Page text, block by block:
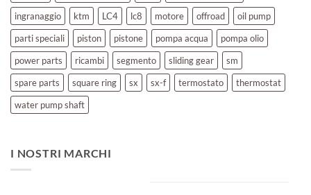
ingranaggio
ktm LC4 lc8 motore offroad
oil pump
parti speciali
piston pistone pompa acqua
pompa olio
power parts
ricambi segmento sliding gear
sm
spare parts
square ring sx sx-f termostato
thermostat
water pump shaft
I NOSTRI MARCHI